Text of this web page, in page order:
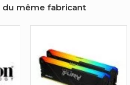
du même fabricant